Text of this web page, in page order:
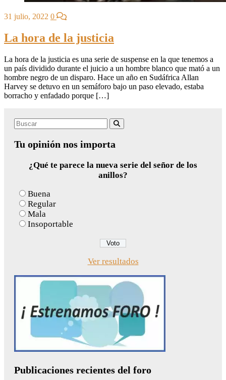
31 julio, 2022 0
La hora de la justicia
La hora de la justicia es una serie de suspense en la que tenemos a
un país dividido durante el juicio a un hombre blanco que mató a un
hombre negro de un disparo. Hace un año en Sudáfrica Allan
Harvey se detuvo en un semáforo bajo un paso elevado, estaba
borracho y enfadado porque […]
Search
Tu opinión nos importa
¿Qué te parece la nueva serie del señor de los
anillos?
Buena
Regular
Mala
Insoportable
Ver resultados
Publicaciones recientes del foro